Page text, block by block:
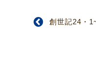
創世記24・